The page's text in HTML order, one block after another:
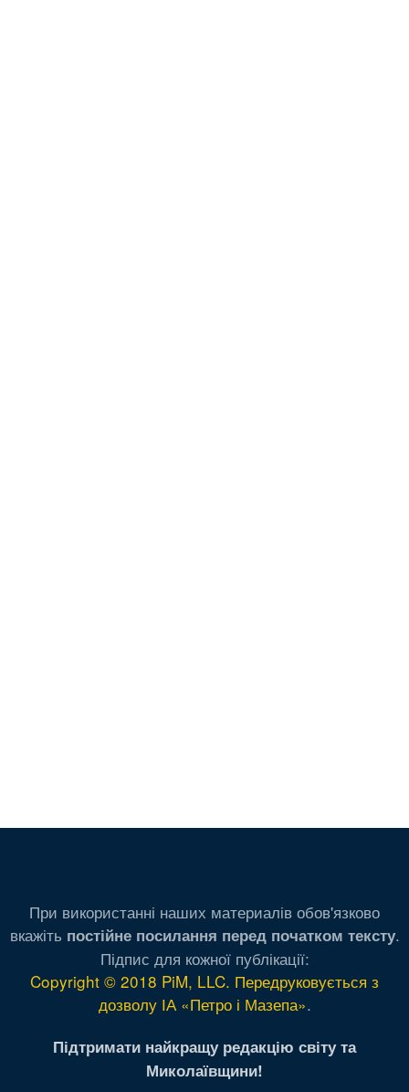
При використанні наших материалів обов'язково
вкажіть постійне посилання перед початком тексту.
Підпис для кожної публікації:
Copyright © 2018 PiM, LLC. Передруковується з
дозволу ІА «Петро і Мазепа».
Підтримати найкращу редакцію світу та
Миколаївщини!